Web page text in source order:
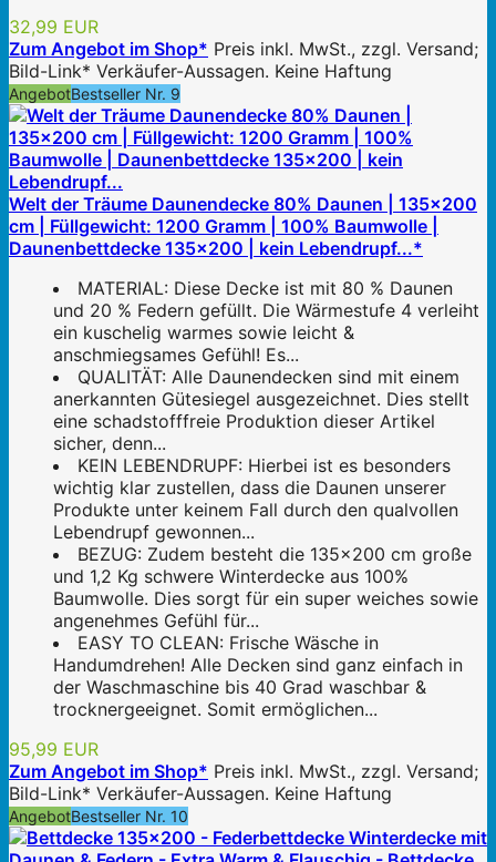
32,99 EUR
Zum Angebot im Shop* Preis inkl. MwSt., zzgl. Versand;
Bild-Link* Verkäufer-Aussagen. Keine Haftung
AngebotBestseller Nr. 9
Welt der Träume Daunendecke 80% Daunen | 135x200
cm | Füllgewicht: 1200 Gramm | 100% Baumwolle |
Daunenbettdecke 135x200 | kein Lebendrupf...*
MATERIAL: Diese Decke ist mit 80 % Daunen
und 20 % Federn gefüllt. Die Wärmestufe 4 verleiht
ein kuschelig warmes sowie leicht &
anschmiegsames Gefühl! Es...
QUALITÄT: Alle Daunendecken sind mit einem
anerkannten Gütesiegel ausgezeichnet. Dies stellt
eine schadstofffreie Produktion dieser Artikel
sicher, denn...
KEIN LEBENDRUPF: Hierbei ist es besonders
wichtig klar zustellen, dass die Daunen unserer
Produkte unter keinem Fall durch den qualvollen
Lebendrupf gewonnen...
BEZUG: Zudem besteht die 135x200 cm große
und 1,2 Kg schwere Winterdecke aus 100%
Baumwolle. Dies sorgt für ein super weiches sowie
angenehmes Gefühl für...
EASY TO CLEAN: Frische Wäsche in
Handumdrehen! Alle Decken sind ganz einfach in
der Waschmaschine bis 40 Grad waschbar &
trocknergeeignet. Somit ermöglichen...
95,99 EUR
Zum Angebot im Shop* Preis inkl. MwSt., zzgl. Versand;
Bild-Link* Verkäufer-Aussagen. Keine Haftung
AngebotBestseller Nr. 10